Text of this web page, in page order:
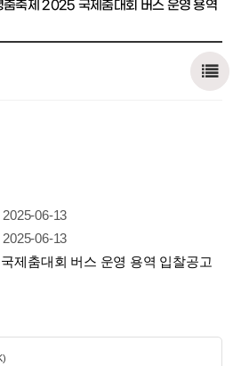
축제 2025 국제춤대회 버스 운영 용역
06-13
06-13
제춤대회 버스 운영 용역 입찰공고